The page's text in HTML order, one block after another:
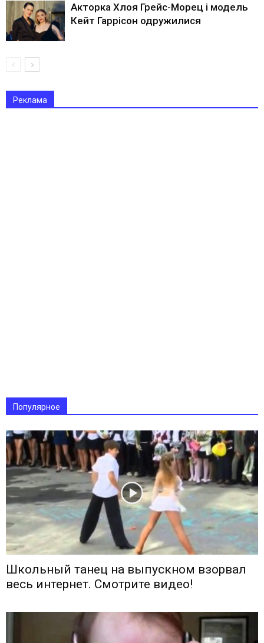
Акторка Хлоя Грейс-Морец і модель
Кейт Гаррісон одружилися
Реклама
Популярное
Школьный танец на выпускном взорвал
весь интернет. Смотрите видео!